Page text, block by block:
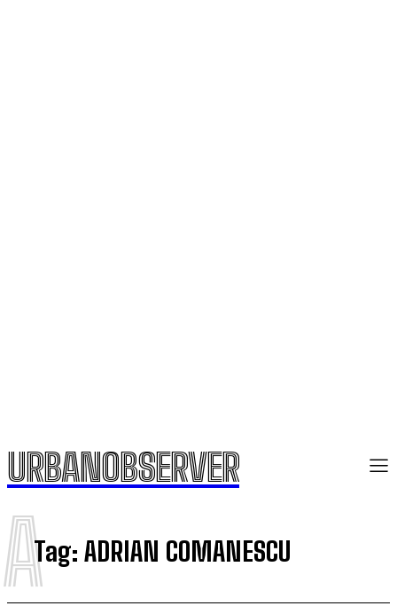
URBANOBSERVER
Tag: ADRIAN COMANESCU
A